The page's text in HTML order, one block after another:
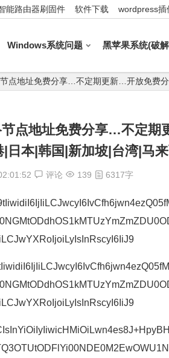
能路由器刷固件 软件下载 wordpress插
Windows系统问题 黑苹果系统(破
点地址免费分享…不定期更新…开放免费
节点地址免费分享…不定
|日本|韩国|新加坡|台湾|马
评论 139 6317字